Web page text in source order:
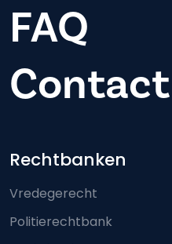
FAQ
Contact
Footer-
Rechtbanken
Vredegerecht
Politierechtbank